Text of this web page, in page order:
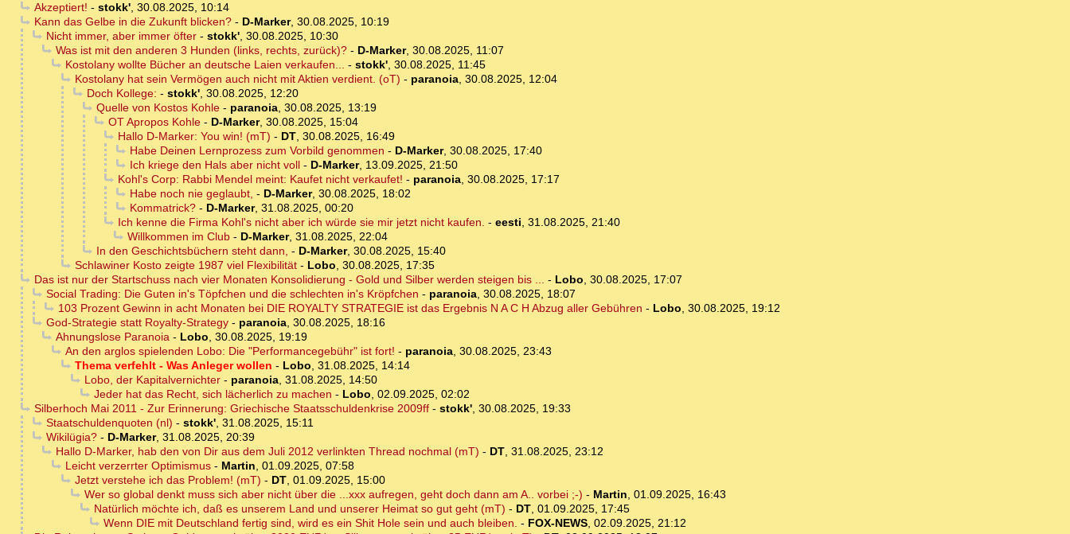
Akzeptiert! - stokk', 30.08.2025, 10:14
Kann das Gelbe in die Zukunft blicken?- D-Marker, 30.08.2025, 10:19
Nicht immer, aber immer öfter- stokk', 30.08.2025, 10:30
Was ist mit den anderen 3 Hunden (links, rechts, zurück)?- D-Marker, 30.08.2025, 11:07
Kostolany wollte Bücher an deutsche Laien verkaufen... - stokk', 30.08.2025, 11:45
Kostolany hat sein Vermögen auch nicht mit Aktien verdient. (oT) - paranoia, 30.08.2025, 12:04
Doch Kollege: - stokk', 30.08.2025, 12:20
Quelle von Kostos Kohle- paranoia, 30.08.2025, 13:19
OT Apropos Kohle- D-Marker, 30.08.2025, 15:04
Hallo D-Marker: You win! (mT) - DT, 30.08.2025, 16:49
Habe Deinen Lernprozess zum Vorbild genommen - D-Marker, 30.08.2025, 17:40
Ich kriege den Hals aber nicht voll- D-Marker, 13.09.2025, 21:50
Kohl's Corp: Rabbi Mendel meint: Kaufet nicht verkaufet! - paranoia, 30.08.2025, 17:17
Habe noch nie geglaubt, - D-Marker, 30.08.2025, 18:02
Kommatrick?- D-Marker, 31.08.2025, 00:20
Ich kenne die Firma Kohl's nicht aber ich würde sie mir jetzt nicht kaufen. - eesti, 31.08.2025, 21:40
Willkommen im Club- D-Marker, 31.08.2025, 22:04
In den Geschichtsbüchern steht dann, - D-Marker, 30.08.2025, 15:40
Schlawiner Kosto zeigte 1987 viel Flexibilität- Lobo, 30.08.2025, 17:35
Das ist nur der Startschuss nach vier Monaten Konsolidierung - Gold und Silber werden steigen bis ... - Lobo, 30.08.2025, 17:07
Social Trading: Die Guten in's Töpfchen und die schlechten in's Kröpfchen - paranoia, 30.08.2025, 18:07
103 Prozent Gewinn in acht Monaten bei DIE ROYALTY STRATEGIE ist das Ergebnis N A C H Abzug aller Gebühren - Lobo, 30.08.2025, 19:12
God-Strategie statt Royalty-Strategy- paranoia, 30.08.2025, 18:16
Ahnungslose Paranoia- Lobo, 30.08.2025, 19:19
An den arglos spielenden Lobo: Die "Performancegebühr" ist fort! - paranoia, 30.08.2025, 23:43
Thema verfehlt - Was Anleger wollen - Lobo, 31.08.2025, 14:14
Lobo, der Kapitalvernichter- paranoia, 31.08.2025, 14:50
Jeder hat das Recht, sich lächerlich zu machen - Lobo, 02.09.2025, 02:02
Silberhoch Mai 2011 - Zur Erinnerung: Griechische Staatsschuldenkrise 2009ff- stokk', 30.08.2025, 19:33
Staatschuldenquoten (nl) - stokk', 31.08.2025, 15:11
Wikilügia?- D-Marker, 31.08.2025, 20:39
Hallo D-Marker, hab den von Dir aus dem Juli 2012 verlinkten Thread nochmal (mT) - DT, 31.08.2025, 23:12
Leicht verzerrter Optimismus- Martin, 01.09.2025, 07:58
Jetzt verstehe ich das Problem! (mT) - DT, 01.09.2025, 15:00
Wer so global denkt muss sich aber nicht über die ...xxx aufregen, geht doch dann am A.. vorbei ;-) - Martin, 01.09.2025, 16:43
Natürlich möchte ich, daß es unserem Land und unserer Heimat so gut geht (mT) - DT, 01.09.2025, 17:45
Wenn DIE mit Deutschland fertig sind, wird es ein Shit Hole sein und auch bleiben. - FOX-NEWS, 02.09.2025, 21:12